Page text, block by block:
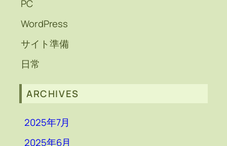
PC
WordPress
サイト準備
日常
ARCHIVES
2025年7月
2025年6月